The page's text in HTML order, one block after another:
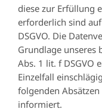
diese zur Erfüllung
erforderlich sind
DSGVO. Die
Grundlage unseres
Abs. 1 lit. f DSGVO
Einzelfall
folgenden
informiert.